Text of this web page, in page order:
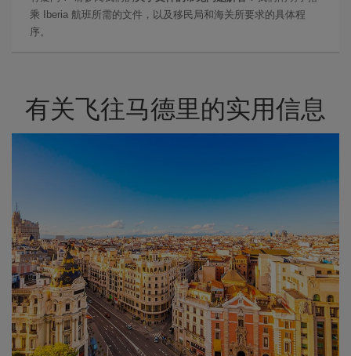
乘 Iberia 航班所需的文件，以及移民局和海关所要求的具体程
序。
有关飞往马德里的实用信息